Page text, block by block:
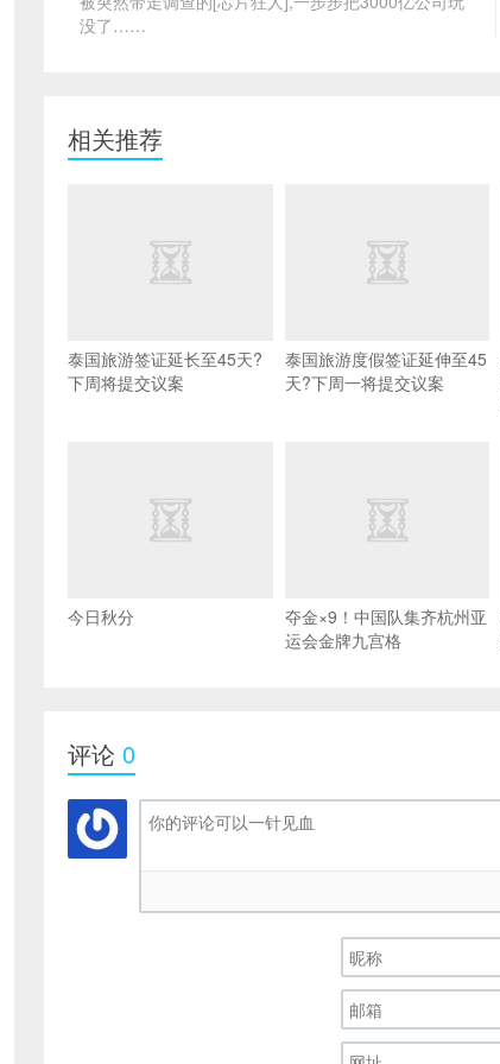
没了……
相关推荐
泰国旅游签证延长至45天?
下周将提交议案
泰国旅游度假签证延伸至45
天?下周一将提交议案
今日秋分
夺金×9！中国队集齐杭州亚
运会金牌九宫格
评论 0